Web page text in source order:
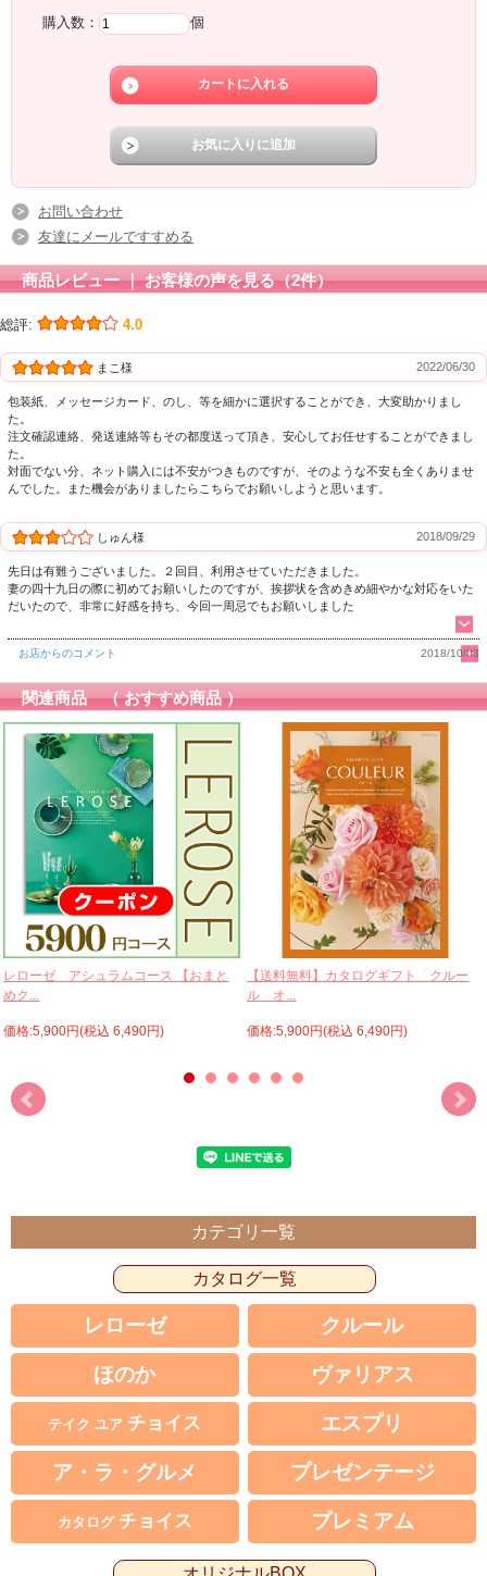
購入数： 個
お問い合わせ
友達にメールですすめる
商品レビュー ｜ お客様の声を見る（2件）
総評: 4.0
まこ様 2022/06/30
包装紙、メッセージカード、のし、等を細かに選択することができ、大変助かりまし
た。
注文確認連絡、発送連絡等もその都度送って頂き、安心してお任せすることができまし
た。
対面でない分、ネット購入には不安がつきものですが、そのような不安も全くありませ
んでした。また機会がありましたらこちらでお願いしようと思います。
しゅん様 2018/09/29
先日は有難うございました。２回目、利用させていただきました。
妻の四十九日の際に初めてお願いしたのですが、挨拶状を含めきめ細やかな対応をいた
だいたので、非常に好感を持ち、今回一周忌でもお願いしました
お店からのコメント 2018/10/03
関連商品 （ おすすめ商品 ）
レローゼ アシュラムコース 【おまと
めク...
価格:5,900円(税込 6,490円)
【送料無料】カタログギフト クルー
ル オ...
価格:5,900円(税込 6,490円)
カテゴリ一覧
カタログ一覧
レローゼ クルール
ほのか ヴァリアス
テイク ユア チョイス エスプリ
ア・ラ・グルメ プレゼンテージ
カタログ チョイス プレミアム